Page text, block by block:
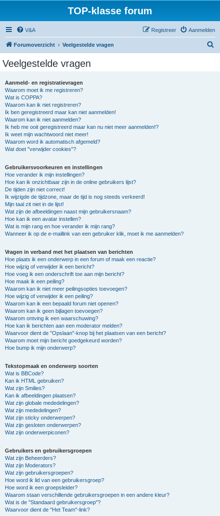
TOP-klasse forum
V&A Aanmelden
Registreer
Forumoverzicht Veelgestelde vragen
Veelgestelde vragen
Aanmeld- en registratievragen
Waarom moet ik me registreren?
Wat is COPPA?
Waarom kan ik niet registreren?
Ik ben geregistreerd maar kan niet aanmelden!
Waarom kan ik niet aanmelden?
Ik heb me ooit geregistreerd maar kan nu niet meer aanmelden!?
Ik weet mijn wachtwoord niet meer!
Waarom word ik automatisch afgemeld?
Wat doet "verwijder cookies"?
Gebruikersvoorkeuren en instellingen
Hoe verander ik mijn instellingen?
Hoe kan ik onzichtbaar zijn in de online gebruikers lijst?
De tijden zijn niet correct!
Ik wijzigde de tijdzone, maar de tijd is nog steeds verkeerd!
Mijn taal zit niet in de lijst!
Wat zijn de afbeeldingen naast mijn gebruikersnaam?
Hoe kan ik een avatar instellen?
Wat is mijn rang en hoe verander ik mijn rang?
Wanneer ik op de e-maillink van een gebruiker klik, moet ik me aanmelden?
Vragen in verband met het plaatsen van berichten
Hoe plaats ik een onderwerp in een forum of maak een reactie?
Hoe wijzig of verwijder ik een bericht?
Hoe voeg ik een onderschrift toe aan mijn bericht?
Hoe maak ik een peiling?
Waarom kan ik niet meer peilingsopties toevoegen?
Hoe wijzig of verwijder ik een peiling?
Waarom kan ik een bepaald forum niet openen?
Waarom kan ik geen bijlagen toevoegen?
Waarom ontving ik een waarschuwing?
Hoe kan ik berichten aan een moderator melden?
Waarvoor dient de "Opslaan"-knop bij het plaatsen van een bericht?
Waarom moet mijn bericht goedgekeurd worden?
Hoe bump ik mijn onderwerp?
Tekstopmaak en onderwerp soorten
Wat is BBCode?
Kan ik HTML gebruiken?
Wat zijn Smilies?
Kan ik afbeeldingen plaatsen?
Wat zijn globale mededelingen?
Wat zijn mededelingen?
Wat zijn sticky onderwerpen?
Wat zijn gesloten onderwerpen?
Wat zijn onderwerpiconen?
Gebruikers en gebruikersgroepen
Wat zijn Beheerders?
Wat zijn Moderators?
Wat zijn gebruikersgroepen?
Hoe word ik lid van een gebruikersgroep?
Hoe word ik een groepsleider?
Waarom staan verschillende gebruikersgroepen in een andere kleur?
Wat is de "Standaard gebruikersgroep"?
Waarvoor dient de "Het Team"-link?